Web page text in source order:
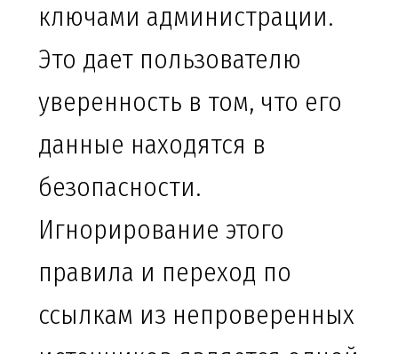
ключами администрации.
Это дает пользователю
уверенность в том, что его
данные находятся в
безопасности.
Игнорирование этого
правила и переход по
ссылкам из непроверенных